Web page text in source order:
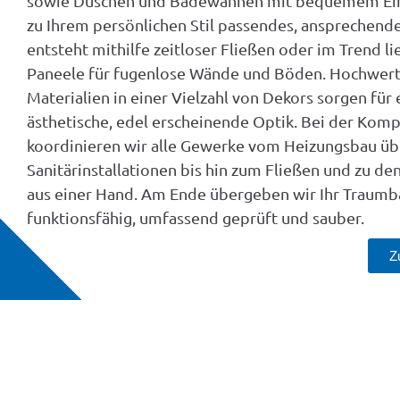
zu Ihrem persönlichen Stil passendes,
entsteht mithilfe zeitloser Fließen oder im Trend
Paneele für fugenlose Wände und Böden.
Materialien in einer Vielzahl von Dekors sorgen für
ästhetische, edel erscheinende Optik. Bei der
koordinieren wir alle Gewerke vom Heizungsbau
Sanitärinstallationen bis hin zum Fließen und zu
aus einer Hand. Am Ende übergeben wir Ihr
funktionsfähig, umfassend geprüft und sauber.